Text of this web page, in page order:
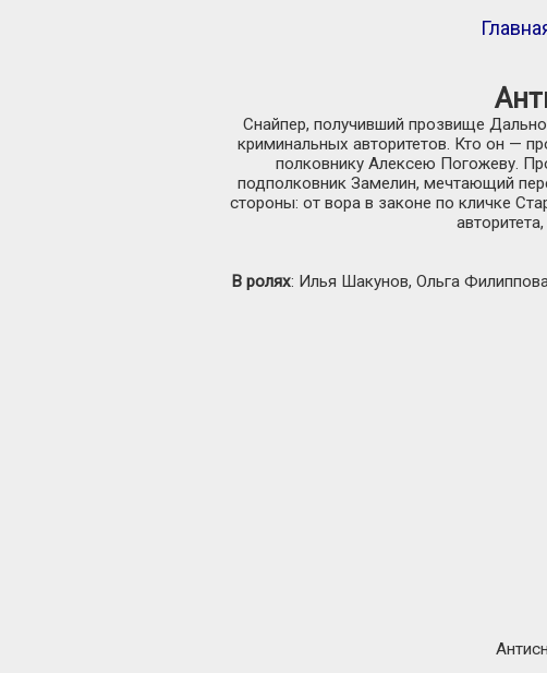
Снайпер, получивший прозвище
криминальных авторитетов. Кто он —
полковнику Алексею Погожеву.
подполковник Замелин, мечтающий
стороны: от вора в законе по кличке
В ролях: Илья Шакунов, Ольга